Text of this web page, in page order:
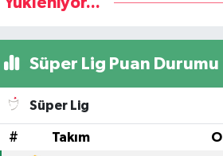
Süper Lig Puan Durumu
Süper Lig
# Takım O